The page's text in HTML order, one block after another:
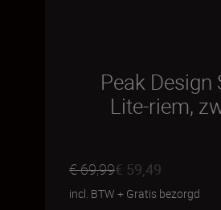
Peak Design
Lite-riem,
€ 69,99€ 59,49
incl. BTW + Gratis bezorgd